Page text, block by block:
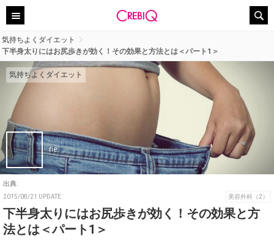
気持ちよくダイエット
下半身太りにはお尻歩きが効く！その効果と方法とは＜パート1＞
気持ちよくダイエット
rie
出典:
2015/08/21 UPDATE 美容外科（2）
下半身太りにはお尻歩きが効く！その効果と方
法とは＜パート1＞